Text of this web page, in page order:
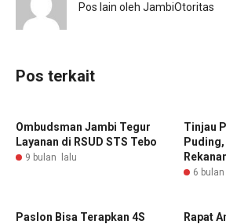
Pos lain oleh JambiOtoritas
Pos terkait
Ombudsman Jambi Tegur
Layanan di RSUD STS Tebo
9 bulan lalu
Tinjau
6
Paslon Bisa Terapkan 4S
Rapat